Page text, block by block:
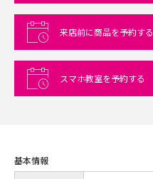
来店前に商品を予約する
スマホ教室を予約する
基本情報